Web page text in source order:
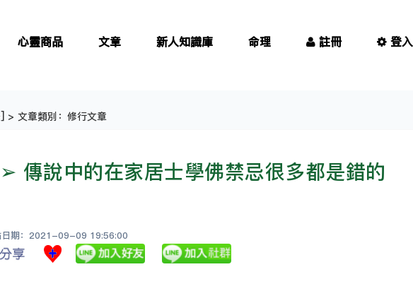
心靈商品 文章 新人知識庫 命理 註冊 登入
] > 文章類別：修行文章
傳說中的在家居士學佛禁忌很多都是錯的
日期：2021-09-09 19:56:00